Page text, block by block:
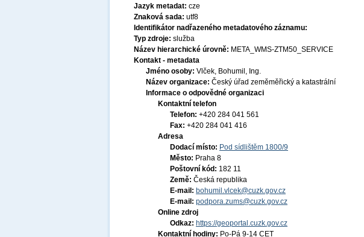
Jazyk metadat: cze
Znaková sada: utf8
Identifikátor nadřazeného metadatového záznamu:
Typ zdroje: služba
Název hierarchické úrovně: META_WMS-ZTM50_SERVICE
Kontakt - metadata
Jméno osoby: Vlček, Bohumil, Ing.
Název organizace: Český úřad zeměměřický a katastrální
Informace o odpovědné organizaci
Kontaktní telefon
Telefon: +420 284 041 561
Fax: +420 284 041 416
Adresa
Dodací místo: Pod sídlištěm 1800/9
Město: Praha 8
Poštovní kód: 182 11
Země: Česká republika
E-mail: bohumil.vlcek@cuzk.gov.cz
E-mail: podpora.zums@cuzk.gov.cz
Online zdroj
Odkaz: https://geoportal.cuzk.gov.cz
Kontaktní hodiny: Po-Pá 9-14 CET